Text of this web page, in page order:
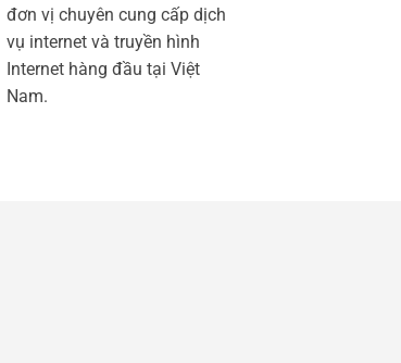
đơn vị chuyên cung cấp dịch
vụ internet và truyền hình
Internet hàng đầu tại Việt
Nam.